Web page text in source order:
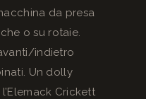
da presa
o su rotaie.
indietro
Un dolly
Crickett